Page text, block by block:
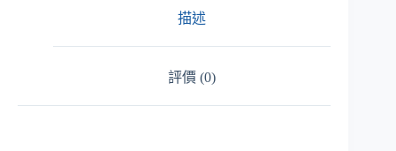
描述
評價 (0)